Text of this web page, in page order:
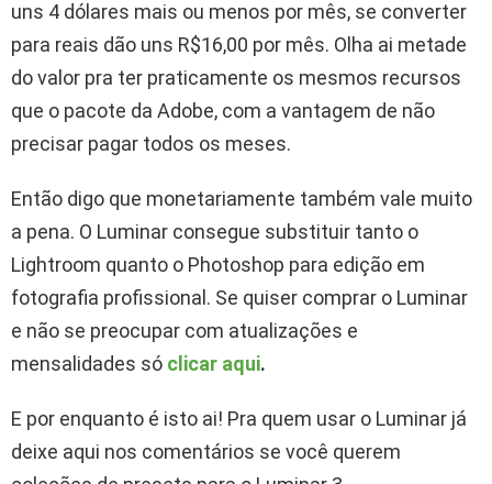
uns 4 dólares mais ou menos por mês, se converter
para reais dão uns R$16,00 por mês. Olha ai metade
do valor pra ter praticamente os mesmos recursos
que o pacote da Adobe, com a vantagem de não
precisar pagar todos os meses.
Então digo que monetariamente também vale muito
a pena. O Luminar consegue substituir tanto o
Lightroom quanto o Photoshop para edição em
fotografia profissional. Se quiser comprar o Luminar
e não se preocupar com atualizações e
mensalidades só clicar aqui.
E por enquanto é isto ai! Pra quem usar o Luminar já
deixe aqui nos comentários se você querem